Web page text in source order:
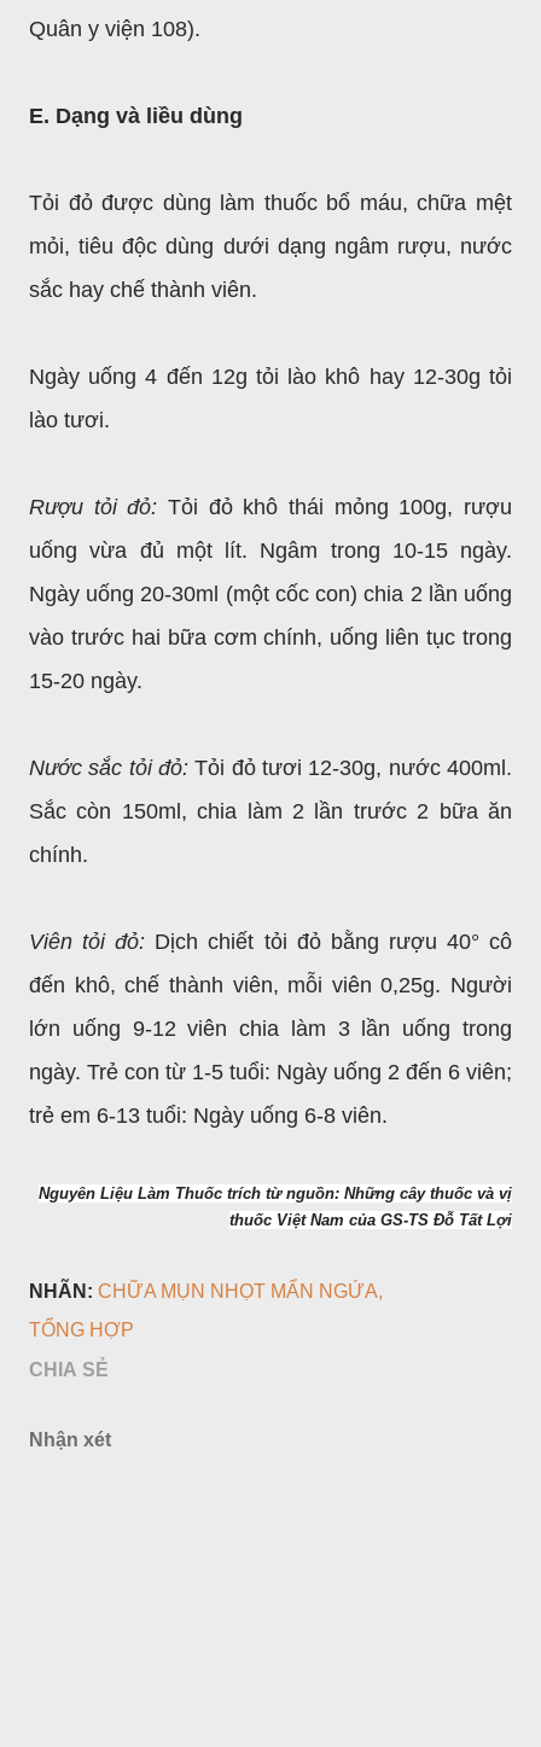
Quân y viện 108).
E. Dạng và liều dùng
Tỏi đỏ được dùng làm thuốc bổ máu, chữa mệt
mỏi, tiêu độc dùng dưới dạng ngâm rượu, nước
sắc hay chế thành viên.
Ngày uống 4 đến 12g tỏi lào khô hay 12-30g tỏi
lào tươi.
Rượu tỏi đỏ: Tỏi đỏ khô thái mỏng 100g, rượu
uống vừa đủ một lít. Ngâm trong 10-15 ngày.
Ngày uống 20-30ml (một cốc con) chia 2 lần uống
vào trước hai bữa cơm chính, uống liên tục trong
15-20 ngày.
Nước sắc tỏi đỏ: Tỏi đỏ tươi 12-30g, nước 400ml.
Sắc còn 150ml, chia làm 2 lần trước 2 bữa ăn
chính.
Viên tỏi đỏ: Dịch chiết tỏi đỏ bằng rượu 40° cô
đến khô, chế thành viên, mỗi viên 0,25g. Người
lớn uống 9-12 viên chia làm 3 lần uống trong
ngày. Trẻ con từ 1-5 tuổi: Ngày uống 2 đến 6 viên;
trẻ em 6-13 tuổi: Ngày uống 6-8 viên.
Nguyên Liệu Làm Thuốc trích từ nguồn: Những cây thuốc và vị
thuốc Việt Nam của GS-TS Đỗ Tất Lợi
NHÃN: CHỮA MỤN NHỌT MẨN NGỨA
TỔNG HỢP
CHIA SẺ
Nhận xét